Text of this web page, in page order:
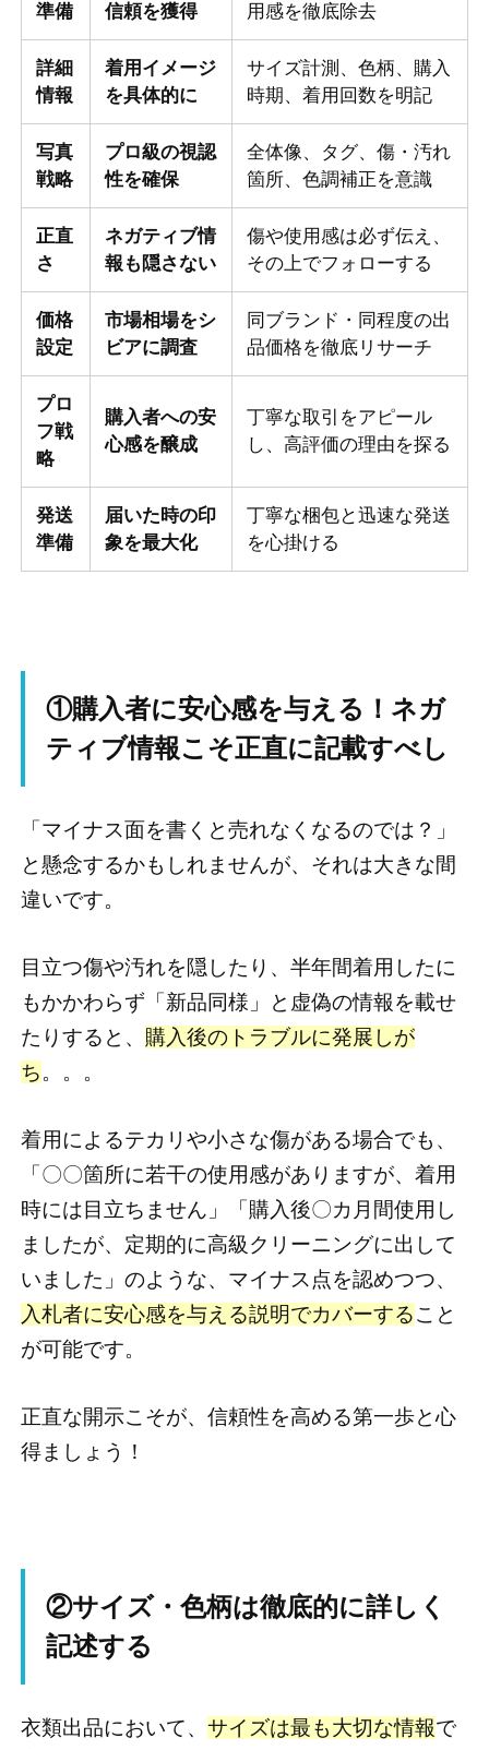
準備 信頼を獲得 用感を徹底除去
詳細
情報
着用イメージ
を具体的に
サイズ計測、色柄、購入
時期、着用回数を明記
写真
戦略
プロ級の視認
性を確保
全体像、タグ、傷・汚れ
箇所、色調補正を意識
正直
さ
ネガティブ情
報も隠さない
傷や使用感は必ず伝え、
その上でフォローする
価格
設定
市場相場をシ
ビアに調査
同ブランド・同程度の出
品価格を徹底リサーチ
プロ
フ戦
略
購入者への安
心感を醸成
丁寧な取引をアピール
し、高評価の理由を探る
発送
準備
届いた時の印
象を最大化
丁寧な梱包と迅速な発送
を心掛ける
①購入者に安心感を与える！ネガ
ティブ情報こそ正直に記載すべし
「マイナス面を書くと売れなくなるのでは？」
と懸念するかもしれませんが、それは大きな間
違いです。
目立つ傷や汚れを隠したり、半年間着用したに
もかかわらず「新品同様」と虚偽の情報を載せ
たりすると、 購入後のトラブルに発展しが
ち。。。
着用によるテカリや小さな傷がある場合でも、
「〇〇箇所に若干の使用感がありますが、着用
時には目立ちません」「購入後〇カ月間使用し
ましたが、定期的に高級クリーニングに出して
いました」のような、マイナス点を認めつつ、
入札者に安心感を与える説明でカバーすること
が可能です。
正直な開示こそが、信頼性を高める第一歩と心
得ましょう！
②サイズ・色柄は徹底的に詳しく
記述する
衣類出品において、 サイズは最も大切な情報で